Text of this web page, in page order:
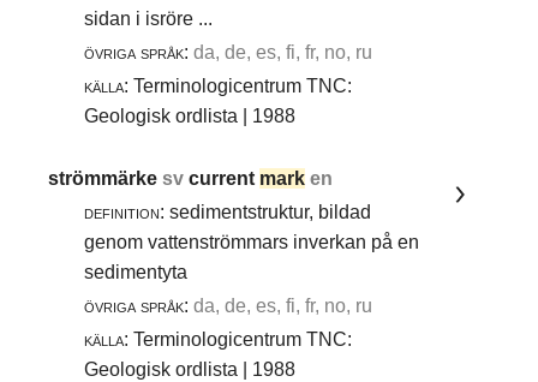
sidan i isröre ...
övriga språk: da, de, es, fi, fr, no, ru
källa: Terminologicentrum TNC:
Geologisk ordlista | 1988
strömmärkesvcurrent mark en
definition: sedimentstruktur, bildad
genom vattenströmmars inverkan på en
sedimentyta
övriga språk: da, de, es, fi, fr, no, ru
källa: Terminologicentrum TNC:
Geologisk ordlista | 1988